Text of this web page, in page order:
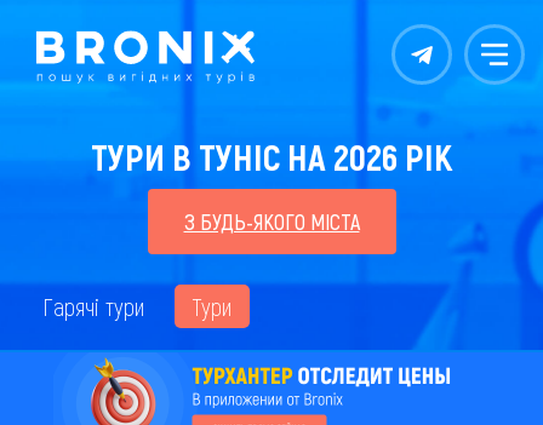
Контакты Меню
ТУРИ В ТУНІС НА 2026 РІК
З БУДЬ-ЯКОГО МІСТА
Гарячі тури Тури